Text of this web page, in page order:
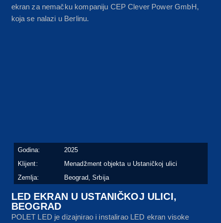
ekran za nemačku kompaniju CEP Clever Power GmbH,
koja se nalazi u Berlinu.
Godina:
2025
Klijent:
Menadžment objekta u Ustaničkoj ulici
Zemlja:
Beograd, Srbija
LED EKRAN U USTANIČKOJ ULICI,
BEOGRAD
POLET LED je dizajnirao i instalirao LED ekran visoke